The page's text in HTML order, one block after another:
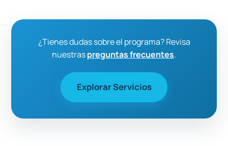
contrataciones los pagos son directamente a
pagoa cuenta de la empresa.
¿Tienes dudas sobre el programa? Revisa
nuestraspreguntas frecuentes.
Explorar Servicios